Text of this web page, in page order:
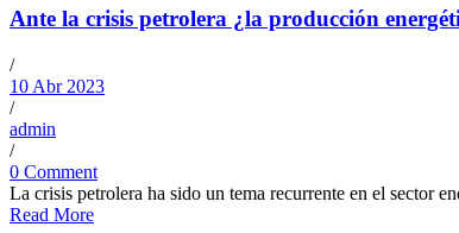
Ante la crisis petrolera ¿la producción
/
10 Abr 2023
/
admin
/
0 Comment
La crisis petrolera ha sido un tema recurrente en el sector
Read More